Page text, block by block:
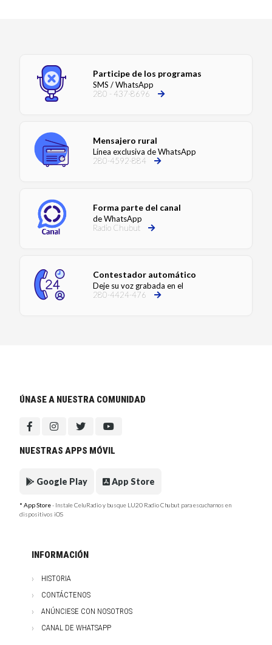
Participe de los programas
SMS / WhatsApp
280 - 437-8696
Mensajero rural
Línea exclusiva de WhatsApp
280-4592-884
Forma parte del canal
de WhatsApp
Radio Chubut
Contestador automático
Deje su voz grabada en el
280-4424-476
ÚNASE A NUESTRA COMUNIDAD
NUESTRAS APPS MÓVIL
Google Play App Store
* App Store- Instale CeluRadio y busque LU20 Radio Chubut para escucharnos en
dispositivos iOS
INFORMACIÓN
HISTORIA
CONTÁCTENOS
ANÚNCIESE CON NOSOTROS
CANAL DE WHATSAPP